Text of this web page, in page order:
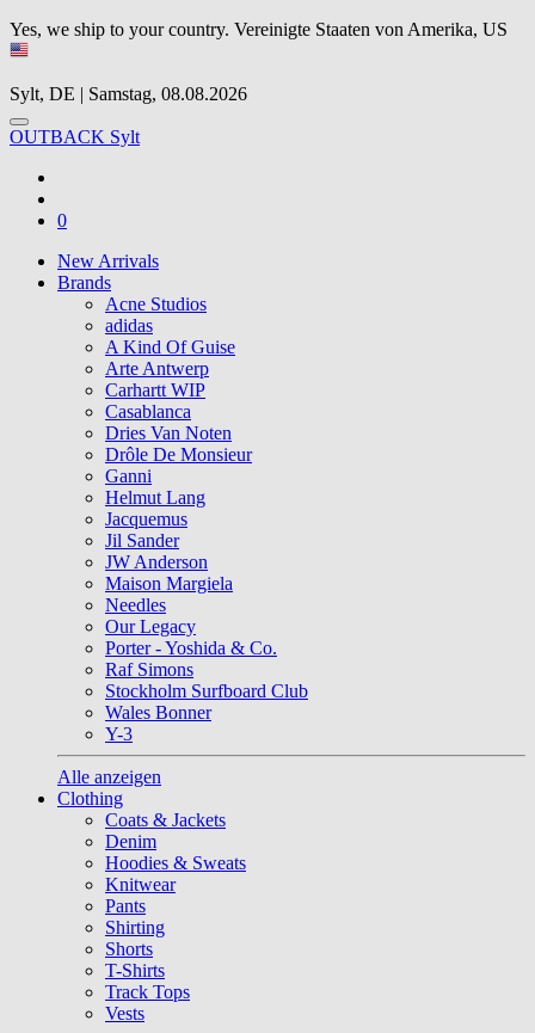
Yes, we ship to your country. Vereinigte Staaten von Amerika, US
Sylt, DE | Samstag, 08.08.2026
OUTBACK Sylt
0
New Arrivals
Brands
Acne Studios
adidas
A Kind Of Guise
Arte Antwerp
Carhartt WIP
Casablanca
Dries Van Noten
Drôle De Monsieur
Ganni
Helmut Lang
Jacquemus
Jil Sander
JW Anderson
Maison Margiela
Needles
Our Legacy
Porter - Yoshida & Co.
Raf Simons
Stockholm Surfboard Club
Wales Bonner
Y-3
Alle anzeigen
Clothing
Coats & Jackets
Denim
Hoodies & Sweats
Knitwear
Pants
Shirting
Shorts
T-Shirts
Track Tops
Vests